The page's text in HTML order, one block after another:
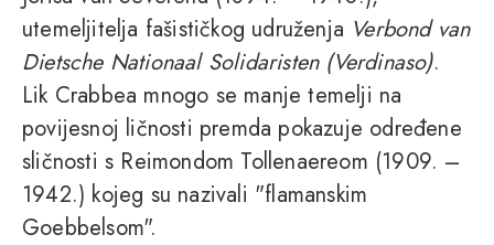
utemeljitelja fašističkog udruženja Verbond van
Dietsche Nationaal Solidaristen (Verdinaso).
Lik Crabbea mnogo se manje temelji na
povijesnoj ličnosti premda pokazuje određene
sličnosti s Reimondom Tollenaereom (1909. –
1942.) kojeg su nazivali "flamanskim
Goebbelsom".